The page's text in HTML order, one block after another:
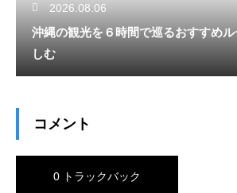
2026.08.06
沖縄の観光を６時間で巡るおすすめ
しむ
コメント
0 トラックバック